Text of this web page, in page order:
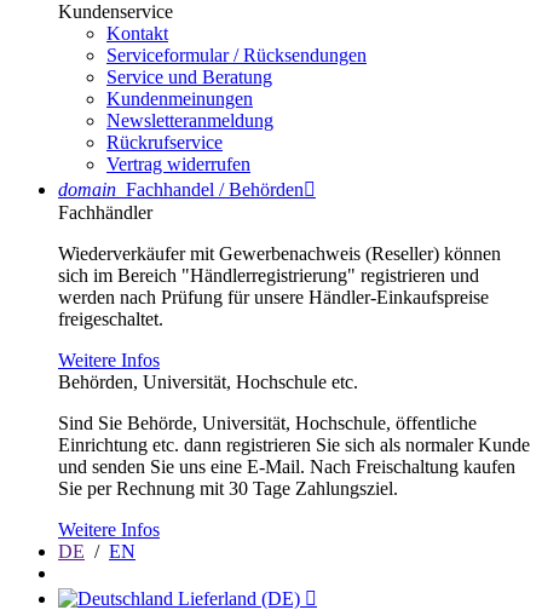
Kundenservice
Kontakt
Serviceformular / Rücksendungen
Service und Beratung
Kundenmeinungen
Newsletteranmeldung
Rückrufservice
Vertrag widerrufen
domain Fachhandel / Behörden
Fachhändler
Wiederverkäufer mit Gewerbenachweis (Reseller) können
sich im Bereich "Händlerregistrierung" registrieren und
werden nach Prüfung für unsere Händler-Einkaufspreise
freigeschaltet.
Weitere Infos
Behörden, Universität, Hochschule etc.
Sind Sie Behörde, Universität, Hochschule, öffentliche
Einrichtung etc. dann registrieren Sie sich als normaler Kunde
und senden Sie uns eine E-Mail. Nach Freischaltung kaufen
Sie per Rechnung mit 30 Tage Zahlungsziel.
Weitere Infos
DE / EN
Lieferland (DE) 